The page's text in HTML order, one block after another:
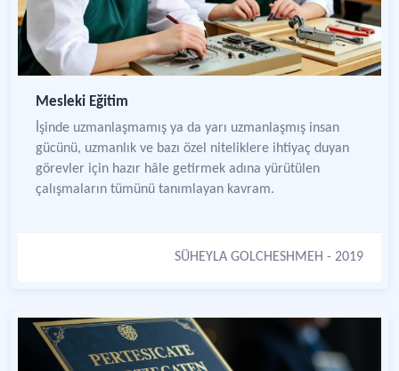
Mesleki Eğitim
İşinde uzmanlaşmamış ya da yarı uzmanlaşmış insan
gücünü, uzmanlık ve bazı özel niteliklere ihtiyaç duyan
görevler için hazır hâle getirmek adına yürütülen
çalışmaların tümünü tanımlayan kavram.
SÜHEYLA GOLCHESHMEH - 2019